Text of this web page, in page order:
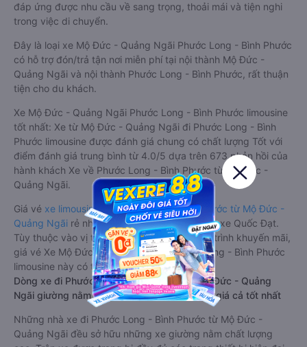
đáp ứng được nhu cầu về sang trọng, thoải mái và tiện nghi
trong việc di chuyển.
Đây là loại xe Mộ Đức - Quảng Ngãi Phước Long - Bình Phước
có hỗ trợ đón/trả tận nơi miễn phí tại nội thành Mộ Đức -
Quảng Ngãi và nội thành Phước Long - Bình Phước, rất thuận
tiện cho du khách.
Xe Mộ Đức - Quảng Ngãi Phước Long - Bình Phước limousine
tốt nhất: Xe từ Mộ Đức - Quảng Ngãi đi Phước Long - Bình
Phước limousine được đánh giá chung có chất lượng Tốt với
điểm đánh giá trung bình từ 4.0/5 dựa trên 673 phản hồi của
hành khách Xe về Phước Long - Bình Phước từ Mộ Đức -
Quảng Ngãi.
Giá vé xe limousine đi Phước Long - Bình Phước từ Mộ Đức -
Quảng Ngãi rẻ nhất là 550000VND của hãng xe Quốc Đạt.
Tùy thuộc vào vị trí ngồi của bạn và chương trình khuyến mãi,
giá vé Xe Mộ Đức - Quảng Ngãi đi Phước Long - Bình Phước
limousine này có thể sẽ rẻ hơn
Dòng xe đi Phước Long - Bình Phước từ Mộ Đức - Quảng
Ngãi giường nằm chất lượng cao: Thoải mái, giá cả tốt nhất
Những nhà xe đi Phước Long - Bình Phước từ Mộ Đức -
Quảng Ngãi đều sở hữu những xe giường nằm chất lượng